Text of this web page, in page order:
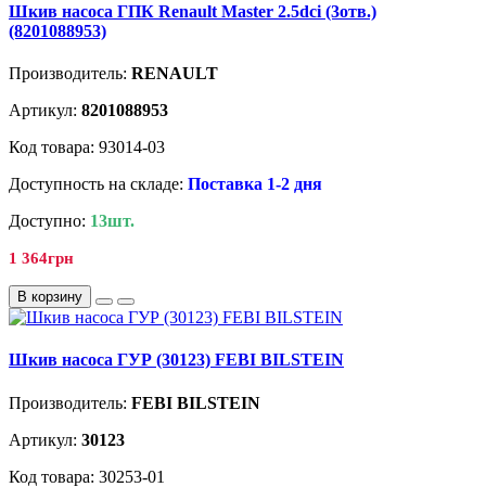
Шкив насоса ГПК Renault Master 2.5dci (3отв.)
(8201088953)
Производитель: RENAULT
Артикул: 8201088953
Код товара: 93014-03
Доступность на складе: Поставка 1-2 дня
Доступно: 13шт.
1 364грн
В корзину
Шкив насоса ГУР (30123) FEBI BILSTEIN
Производитель: FEBI BILSTEIN
Артикул: 30123
Код товара: 30253-01